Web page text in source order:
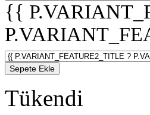
{{
Sepete Ekle
Tükendi